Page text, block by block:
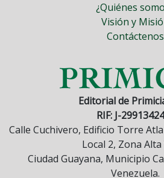
¿Quiénes
Visión y
Contáctenos
Editorial de
RIF: J-
Calle Cuchivero, Edificio Torre
Local 2, Zona Alta
Ciudad Guayana, Municipio
Venezuela.